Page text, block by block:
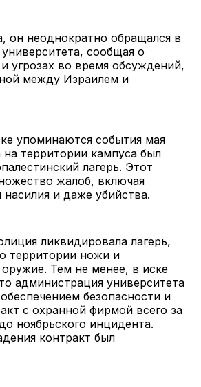
он неоднократно обращался в
сообщая о
угрозах во время обсуждений,
между Израилем и
упоминаются события мая
на территории кампуса был
лагерь. Этот
жалоб, включая
насилия и даже убийства.
ликвидировала лагерь,
территории ножи и
Тем не менее, в иске
администрация университета
безопасности и
с охранной фирмой всего за
ноябрьского инцидента.
контракт был